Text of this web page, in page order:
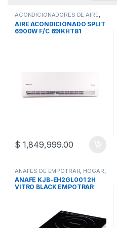
ACONDICIONADORES DE AIRE,
FRIO/CALOR, SPLIT
AIRE ACONDICIONADO SPLIT
6900W F/C 69IKHT81
$ 1,849,999.00
ANAFES DE EMPOTRAR HOGAR
HORNOS Y ANAFES
ANAFE KJB-EH2GL001 2H
VITRO BLACK EMPOTRAR